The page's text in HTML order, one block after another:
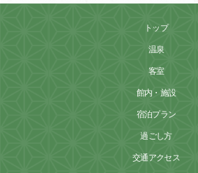
トップ
温泉
客室
館内・施設
宿泊プラン
過ごし方
交通アクセス